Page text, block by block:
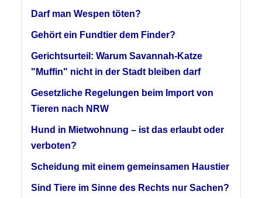
Darf man Wespen töten?
Gehört ein Fundtier dem Finder?
Gerichtsurteil: Warum Savannah-Katze
"Muffin" nicht in der Stadt bleiben darf
Gesetzliche Regelungen beim Import von
Tieren nach NRW
Hund in Mietwohnung – ist das erlaubt oder
verboten?
Scheidung mit einem gemeinsamen Haustier
Sind Tiere im Sinne des Rechts nur Sachen?